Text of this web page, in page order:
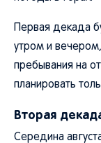
Первая декада
утром и
пребывания на
планировать
Вторая
Середина